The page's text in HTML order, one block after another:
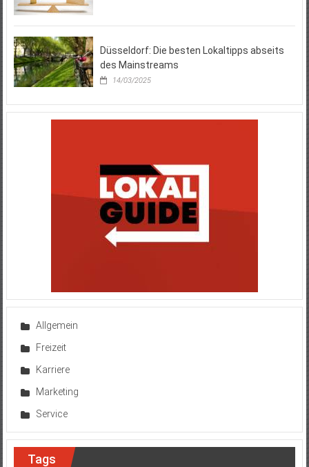
Düsseldorf: Die besten Lokaltipps abseits
des Mainstreams
14/03/2025
Allgemein
Freizeit
Karriere
Marketing
Service
Tags